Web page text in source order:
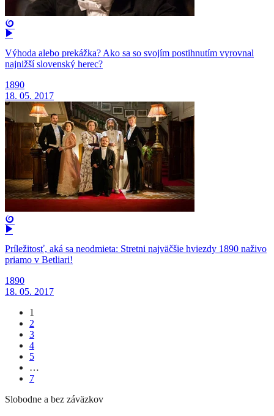
Výhoda alebo prekážka? Ako sa so svojím postihnutím vyrovnal
najnižší slovenský herec?
1890
18. 05. 2017
Príležitosť, aká sa neodmieta: Stretni najväčšie hviezdy 1890 naživo
priamo v Betliari!
1890
18. 05. 2017
1
2
3
4
5
…
7
Slobodne a bez záväzkov